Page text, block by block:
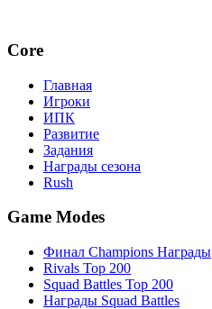
Core
Главная
Игроки
ИПК
Развитие
Задания
Награды сезона
Rush
Game Modes
Финал Champions Награды
Rivals Top 200
Squad Battles Top 200
Награды Squad Battles